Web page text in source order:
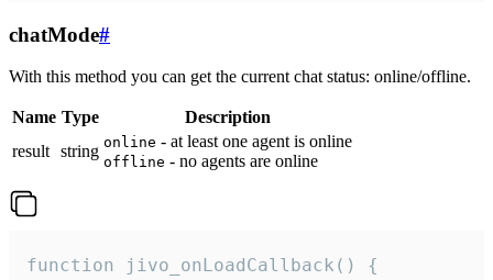
chatMode#
With this method you can get the current chat status: online/offline.
Name Type
Description
result string online - at least one agent is online
offline - no agents are online
function jivo_onLoadCallback() {